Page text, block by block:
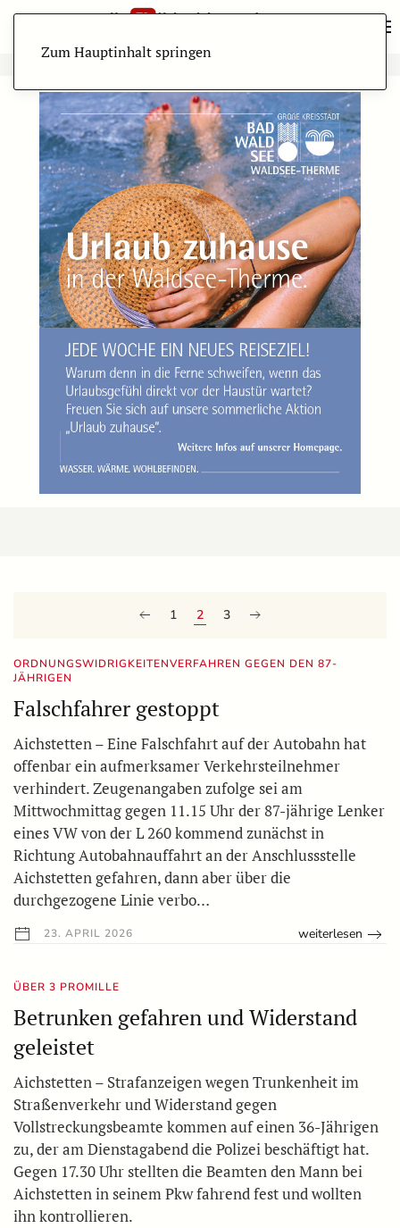
Zum Hauptinhalt springen
1 2 3
ORDNUNGSWIDRIGKEITENVERFAHREN GEGEN DEN 87-
JÄHRIGEN
Falschfahrer gestoppt
Aichstetten – Eine Falschfahrt auf der Autobahn hat
offenbar ein aufmerksamer Verkehrsteilnehmer
verhindert. Zeugenangaben zufolge sei am
Mittwochmittag gegen 11.15 Uhr der 87-jährige Lenker
eines VW von der L 260 kommend zunächst in
Richtung Autobahnauffahrt an der Anschlussstelle
Aichstetten gefahren, dann aber über die
durchgezogene Linie verbo…
23. APRIL 2026 weiterlesen
ÜBER 3 PROMILLE
Betrunken gefahren und Widerstand
geleistet
Aichstetten – Strafanzeigen wegen Trunkenheit im
Straßenverkehr und Widerstand gegen
Vollstreckungsbeamte kommen auf einen 36-Jährigen
zu, der am Dienstagabend die Polizei beschäftigt hat.
Gegen 17.30 Uhr stellten die Beamten den Mann bei
Aichstetten in seinem Pkw fahrend fest und wollten
ihn kontrollieren.